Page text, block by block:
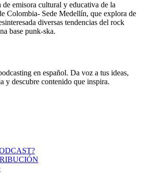
emisora cultural y educativa de la
Colombia- Sede Medellín, que explora de
diversas tendencias del rock
base punk-ska.
en español. Da voz a tus ideas,
y descubre contenido que inspira.